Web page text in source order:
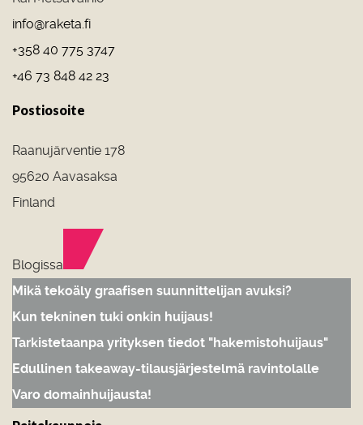
info@raketa.fi
+358 40 775 3747
+46 73 848 42 23
Postiosoite
Raanujärventie 178
95620 Aavasaksa
Finland
Blogissa
Mikä tekoäly graafisen suunnittelijan avuksi?
Kun tekninen tuki onkin huijaus!
Tarkistetaanpa yrityksen tiedot "hakemistohuijaus"
Edullinen takeaway-tilausjärjestelmä ravintolalle
Varo domainhuijausta!